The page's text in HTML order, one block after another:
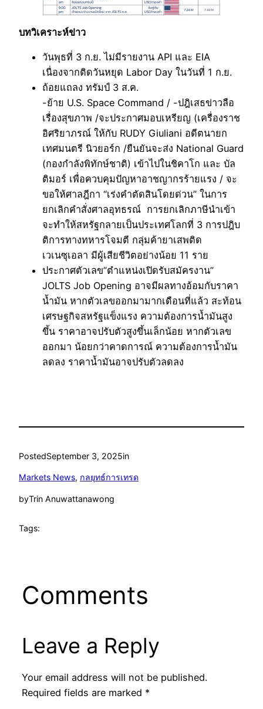
บทวิเคราะห์ข่าว
วันพุธที่ 3 ก.ย. ไม่มีรายงาน API และ EIA
เนื่องจากติดวันหยุด Labor Day ในวันที่ 1 ก.ย.
ถ้อยแถลง ทรัมป์ 3 ส.ค.
-ย้าย U.S. Space Command / -ปฎิเสธข่าวลือ
เรื่องสุขภาพ /จะประกาศมอบเหรียญ (เครื่องราช
อิศริยาภรณ์ ให้กับ RUDY Giuliani อดีตนายก
เทศมนตรี นิวยอร์ก /ยืนยันจะส่ง National Guard
(กองกำลังพิทักษ์ชาติ) เข้าไปในชิคาโก และ บัล
ติมอร์ เพื่อควบคุมปัญหาอาชญากรร้ายแรง / จะ
ขอให้ศาลฎีกา “เร่งคำตัดสินโดยด่วน” ในการ
ยกเลิกคำสั่งศาลอุทธรณ์ การยกเลิกภาษีนำเข้า
จะทำให้สหรัฐกลายเป็นประเทศโลกที่ 3 การปฎิบ
ติการทางทหารโจมตี กลุ่มค้ายาเสพติด
เวเนซุเอลา มีผู้เสียชีวิตอย่างน้อย 11 ราย
ประกาศตัวเลข”ตำแหน่งเปิดรับสมัครงาน”
JOLTS Job Opening อาจมีผลทางอ้อมกับราคา
น้ำมัน หากตัวเลขออกมามากเดือนที่แล้ว สะท้อน
เศรษฐกิจสหรัฐแข็งแรง ความต้องการน้ำมันสูง
ขึ้น ราคาอาจปรับตัวสูงขึ้นเล็กน้อย หากตัวเลข
ออกมา น้อยกว่าคาดการณ์ ความต้องการน้ำมัน
ลดลง ราคาน้ำมันอาจปรับตัวลดลง
PostedSeptember 3, 2025in
Markets News, กลยุทธ์การเทรด
byTrin Anuwattanawong
Tags:
Comments
Leave a Reply
Your email address will not be published.
Required fields are marked *